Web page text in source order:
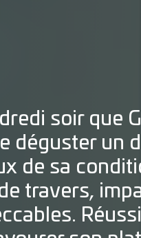
soir que
déguster un
de sa
travers,